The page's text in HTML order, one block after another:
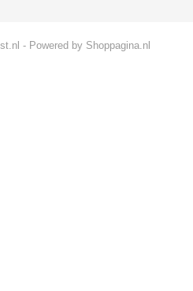
- Powered by Shoppagina.nl